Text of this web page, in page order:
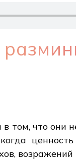
том, что они